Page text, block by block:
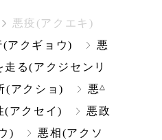
悪疫(アクエキ)
(アクギョウ)
悪
走る(アクジセンリ
(アクショ) 悪△
(アクセイ)
悪政
)
悪相(アクソ